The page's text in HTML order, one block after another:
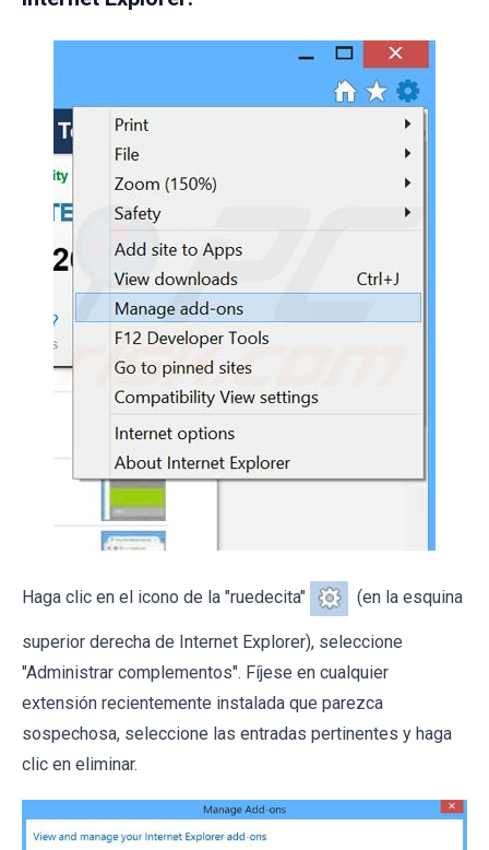
Haga clic en el icono de la "ruedecita" (en la esquina
superior derecha de Internet Explorer), seleccione
"Administrar complementos". Fíjese en cualquier
extensión recientemente instalada que parezca
sospechosa, seleccione las entradas pertinentes y haga
clic en eliminar.